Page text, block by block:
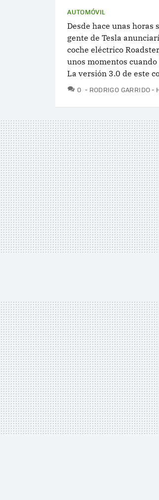
AUTOMÓVIL
Desde hace unas horas
gente de Tesla
coche eléctrico
unos momentos
La versión 3.0 de este
0 COMENTARIOS
RODRIGO GARRIDO